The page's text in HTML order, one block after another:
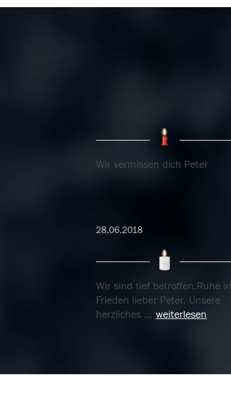
Wir vermissen dich Peter
28.06.2018
Wir sind tief betroffen.Ruhe in
Frieden lieber Peter. Unsere
herzliches ... weiterlesen